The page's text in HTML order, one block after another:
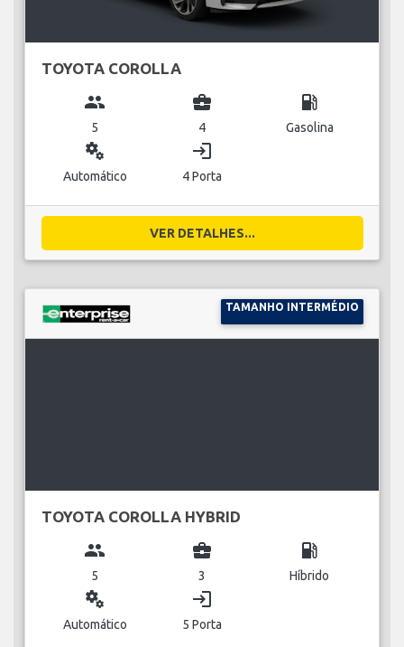
TOYOTA COROLLA
group
5
business_center
4
local_gas_station
Gasolina
miscellaneous_services
Automático
login
4 Porta
VER DETALHES...
TAMANHO INTERMÉDIO
TOYOTA COROLLA HYBRID
group
5
business_center
3
local_gas_station
Híbrido
miscellaneous_services
Automático
login
5 Porta